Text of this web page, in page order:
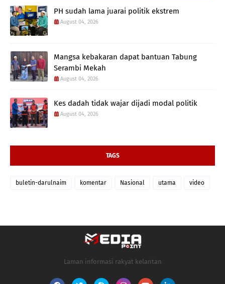
PH sudah lama juarai politik ekstrem
August 04, 2026
Mangsa kebakaran dapat bantuan Tabung
Serambi Mekah
August 04, 2026
Kes dadah tidak wajar dijadi modal politik
August 04, 2026
TAGS
buletin-darulnaim komentar Nasional utama video
Laman informasi rakyat kelantan